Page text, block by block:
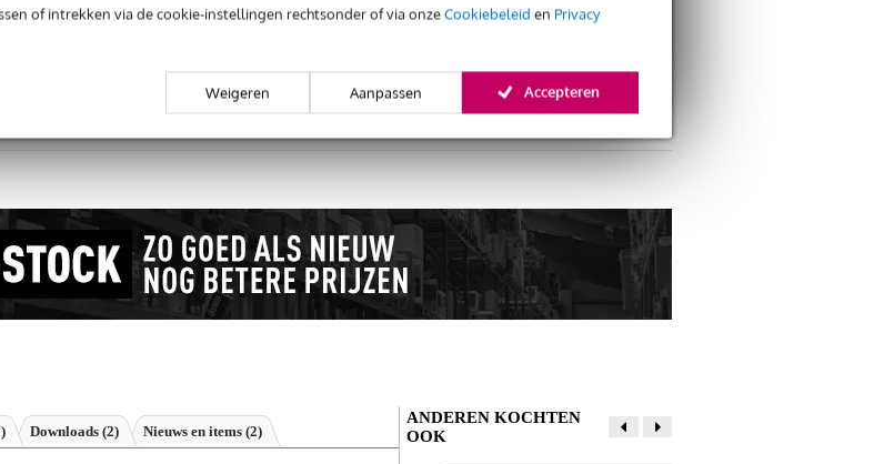
of intrekken via de cookie-instellingen rechtsonder of via onzeCookiebeleid en Privacy
Weigeren Aanpassen Accepteren
Productinformatie
3 jaar Bax Music garantie
Laagste-prijs-garantie
Gratis retourneren
Gratis CO2-neutrale verzending
Downloads (2) Nieuws en items (2)
ANDEREN KOCHTEN
OOK